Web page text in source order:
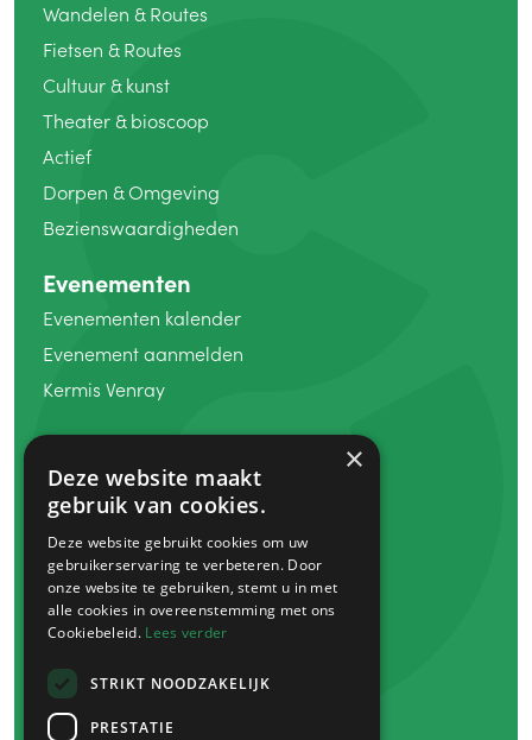
Wandelen &Routes
Fietsen &Routes
Cultuur&kunst
Theater&bioscoop
Actief
Dorpen &Omgeving
Bezienswaardigheden
Evenementen
Evenementen kalender
Evenement aanmelden
Kermis Venray
Winkelen
Koopzondag
Winkels
Markten
Venray bon
Eten&drinken
Plan je bezoek
Route&parkeren
×
Deze website maakt
gebruik van cookies.
Deze website gebruikt cookies om uw
gebruikerservaring te verbeteren. Door
onze website te gebruiken, stemt u in met
alle cookies in overeenstemming met ons
Cookiebeleid. Lees verder
STRIKT NOODZAKELIJK
PRESTATIE